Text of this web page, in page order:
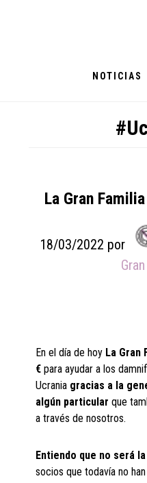
NOTICIAS
La Gran
18/03/2022 por
En el día de hoy La Gran
€ para ayudar a los
Ucrania gracias a la
algún particularque
a través de nosotros.
Entiendo que no será
socios que todavía no